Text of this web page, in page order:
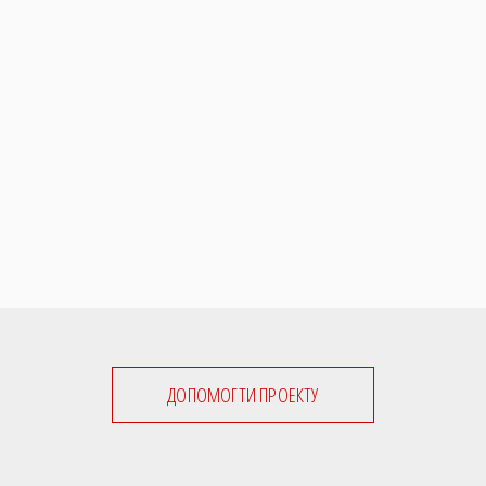
ДОПОМОГТИ ПРОЕКТУ